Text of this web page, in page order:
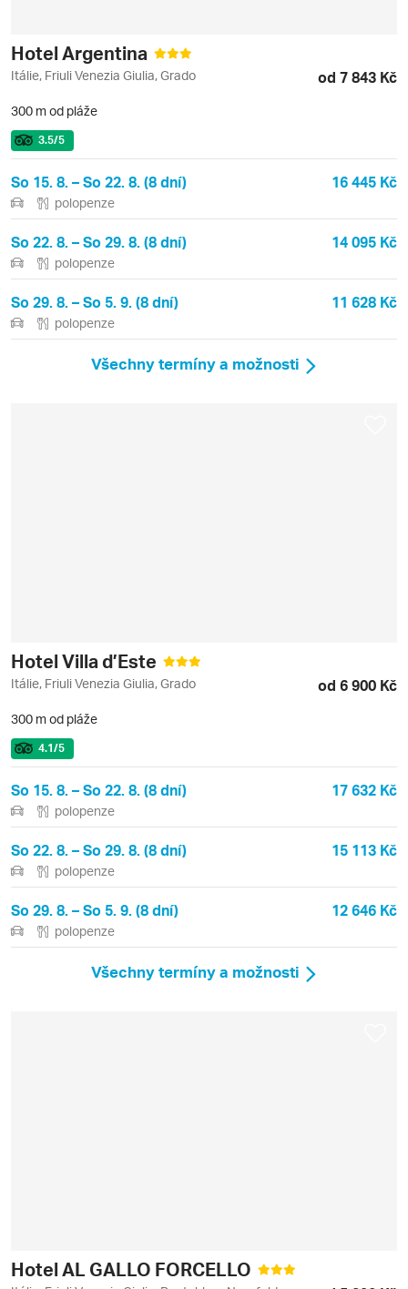
Hotel Argentina
Itálie, Friuli Venezia Giulia, Grado od 7 843 Kč
300 m od pláže
3.5/5
So 15. 8. – So 22. 8. (8 dní) 16 445 Kč
polopenze
So 22. 8. – So 29. 8. (8 dní) 14 095 Kč
polopenze
So 29. 8. – So 5. 9. (8 dní) 11 628 Kč
polopenze
Všechny termíny a možnosti
Hotel Villa d’Este
Itálie, Friuli Venezia Giulia, Grado od 6 900 Kč
300 m od pláže
4.1/5
So 15. 8. – So 22. 8. (8 dní) 17 632 Kč
polopenze
So 22. 8. – So 29. 8. (8 dní) 15 113 Kč
polopenze
So 29. 8. – So 5. 9. (8 dní) 12 646 Kč
polopenze
Všechny termíny a možnosti
Hotel AL GALLO FORCELLO